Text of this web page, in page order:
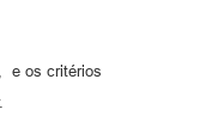
e os critérios